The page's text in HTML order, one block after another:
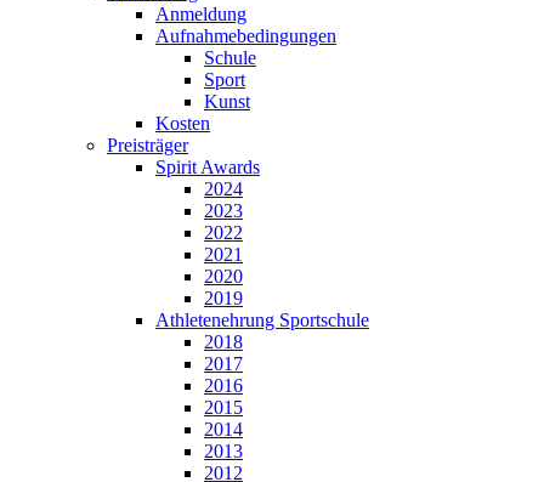
Anmeldung
Aufnahmebedingungen
Schule
Sport
Kunst
Kosten
Preisträger
Spirit Awards
2024
2023
2022
2021
2020
2019
Athletenehrung Sportschule
2018
2017
2016
2015
2014
2013
2012